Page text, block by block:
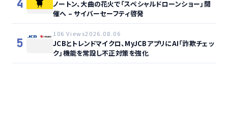
4
ノートン、大曲の花火で「スペシャルドローンショー」開
催へ – サイバーセーフティ啓発
5
106 Views2026.08.06
JCBとトレンドマイクロ、MyJCBアプリにAI「詐欺チェッ
ク」機能を常設し不正対策を強化